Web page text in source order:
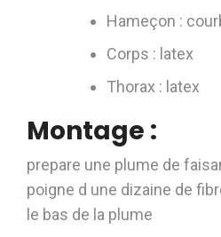
Hameçon :
Corps : latex
Thorax : latex
Montage :
prepare une plume de
poigne d une dizaine de
le bas de la plume